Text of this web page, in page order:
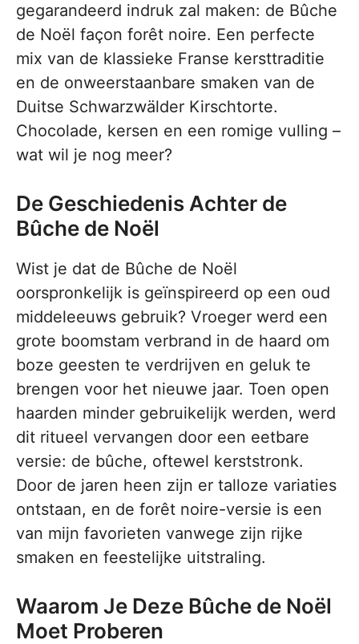
gegarandeerd indruk zal maken: de Bûche
de Noël façon forêt noire. Een perfecte
mix van de klassieke Franse kersttraditie
en de onweerstaanbare smaken van de
Duitse Schwarzwälder Kirschtorte.
Chocolade, kersen en een romige vulling –
wat wil je nog meer?
De Geschiedenis Achter de
Bûche de Noël
Wist je dat de Bûche de Noël
oorspronkelijk is geïnspireerd op een oud
middeleeuws gebruik? Vroeger werd een
grote boomstam verbrand in de haard om
boze geesten te verdrijven en geluk te
brengen voor het nieuwe jaar. Toen open
haarden minder gebruikelijk werden, werd
dit ritueel vervangen door een eetbare
versie: de bûche, oftewel kerststronk.
Door de jaren heen zijn er talloze variaties
ontstaan, en de forêt noire-versie is een
van mijn favorieten vanwege zijn rijke
smaken en feestelijke uitstraling.
Waarom Je Deze Bûche de Noël
Moet Proberen